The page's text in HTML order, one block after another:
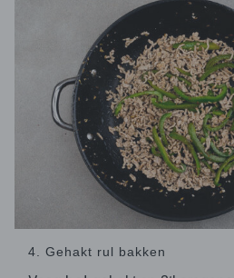
4. Gehakt rul bakken